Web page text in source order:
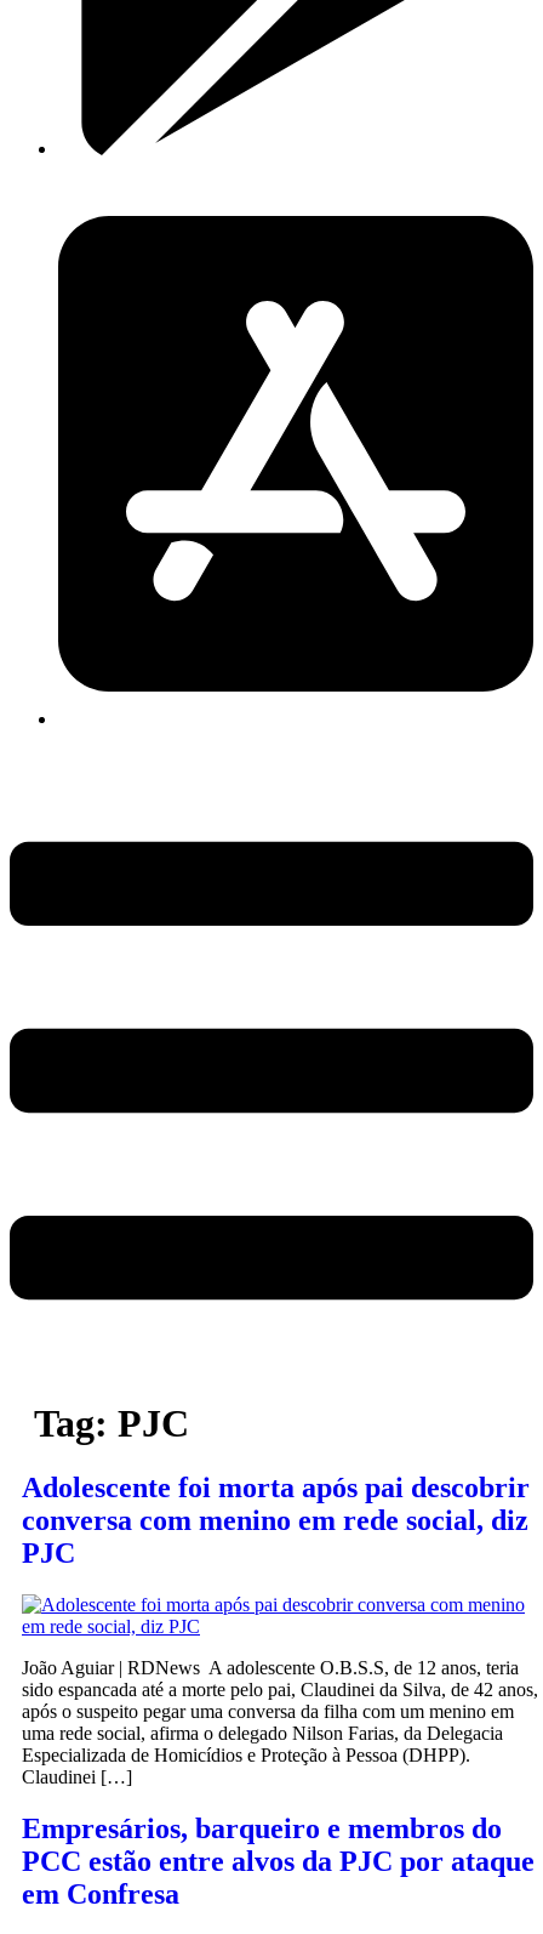
Tag: PJC
Adolescente foi morta após pai descobrir
conversa com menino em rede social, diz
PJC
João Aguiar | RDNews A adolescente O.B.S.S, de 12 anos, teria
sido espancada até a morte pelo pai, Claudinei da Silva, de 42 anos,
após o suspeito pegar uma conversa da filha com um menino em
uma rede social, afirma o delegado Nilson Farias, da Delegacia
Especializada de Homicídios e Proteção à Pessoa (DHPP).
Claudinei […]
Empresários, barqueiro e membros do
PCC estão entre alvos da PJC por ataque
em Confresa